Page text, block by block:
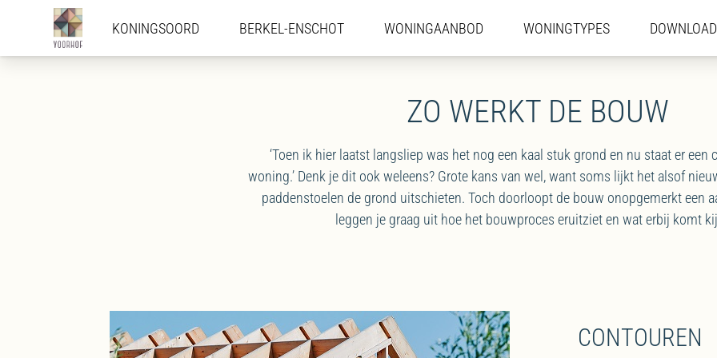
KONINGSOORD BERKEL-ENSCHOT WONINGAANBOD WONINGTYPES
ZO WERKT DE BOUW
‘Toen ik hier laatst langsliep was het nog een kaal stuk grond en nu staat er een
woning.’ Denk je dit ook weleens? Grote kans van wel, want soms lijkt het alsof
paddenstoelen de grond uitschieten. Toch doorloopt de bouw onopgemerkt een
leggen je graag uit hoe het bouwproces eruitziet en wat erbij komt
CONTOUREN
KONINGSOORD BERKEL-ENSCHOT WONINGAANBOD WONINGTYPES